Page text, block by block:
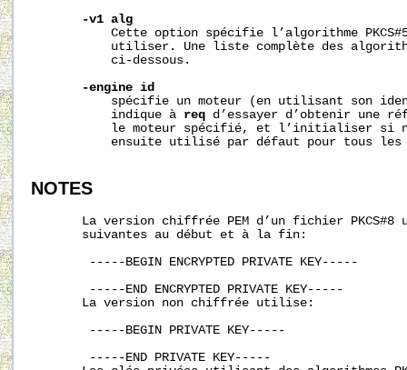
-v1 alg
Cette option spécifie l’algorithme
utiliser. Une liste complète des
           ci-dessous.
-engine id
spécifie un moteur (en utilisant son
           indique à
req d’essayer d’obtenir une
le moteur spécifié, et l’initialiser si
ensuite utilisé par défaut pour tous
NOTES
La version chiffrée PEM d’un fichier PKCS#8
       suivantes au début et à la fin:
        -----BEGIN ENCRYPTED PRIVATE KEY-----
        -----END ENCRYPTED PRIVATE KEY-----
       La version non chiffrée utilise:
        -----BEGIN PRIVATE KEY-----
        -----END PRIVATE KEY-----